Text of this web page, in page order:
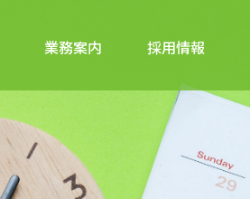
業務案内 採用情報